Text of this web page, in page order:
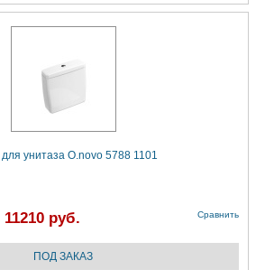
для унитаза O.novo 5788 1101
11210 руб. Сравнить